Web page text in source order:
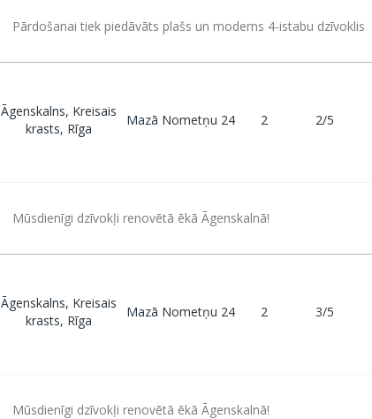
Pārdošanai tiek piedāvāts plašs un moderns 4-istabu dzīvoklis
Āgenskalns, Kreisais
krasts, Rīga
Mazā Nometņu 24 2 2/5
Mūsdienīgi dzīvokļi renovētā ēkā Āgenskalnā!
Āgenskalns, Kreisais
krasts, Rīga
Mazā Nometņu 24 2 3/5
Mūsdienīgi dzīvokļi renovētā ēkā Āgenskalnā!